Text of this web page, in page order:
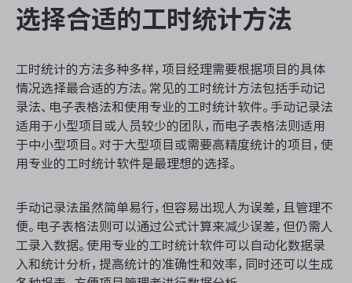
选择合适的工时统计方法
工时统计的方法多种多样，项目经理需要根据项目的具体
情况选择最合适的方法。常见的工时统计方法包括手动记
录法、电子表格法和使用专业的工时统计软件。手动记录法
适用于小型项目或人员较少的团队，而电子表格法则适用
于中小型项目。对于大型项目或需要高精度统计的项目，使
用专业的工时统计软件是最理想的选择。
手动记录法虽然简单易行，但容易出现人为误差，且管理不
便。电子表格法则可以通过公式计算来减少误差，但仍需人
工录入数据。使用专业的工时统计软件可以自动化数据录
入和统计分析，提高统计的准确性和效率，同时还可以生成